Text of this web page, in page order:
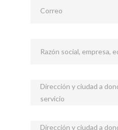
Correo
Razón social, empresa,
Dirección y ciudad a
servicio
Dirección y ciudad a